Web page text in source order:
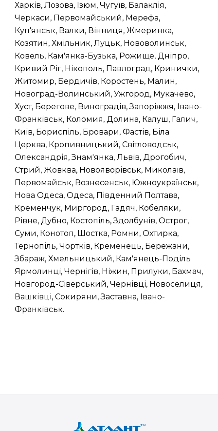
Харків, Лозова, Ізюм, Чугуїв, Балаклія,
Черкаси, Первомайський, Мерефа,
Куп'янськ, Валки, Вінниця, Жмеринка,
Козятин, Хмільник, Луцьк, Нововолинськ,
Ковель, Кам'янка-Бузька, Рожище, Дніпро,
Кривий Ріг, Нікополь, Павлоград, Кринички,
Житомир, Бердичів, Коростень, Малин,
Новоград-Волинський, Ужгород, Мукачево,
Хуст, Берегове, Виноградів, Запоріжжя, Івано-
Франківськ, Коломия, Долина, Калуш, Галич,
Київ, Бориспіль, Бровари, Фастів, Біла
Церква, Кропивницький, Світловодськ,
Олександрія, Знам'янка, Львів, Дрогобич,
Стрий, Жовква, Новояворівськ, Миколаїв,
Первомайськ, Вознесенськ, Южноукраїнськ,
Нова Одеса, Одеса, Південний Полтава,
Кременчук, Миргород, Гадяч, Кобеляки,
Рівне, Дубно, Костопіль, Здолбунів, Острог,
Суми, Конотоп, Шостка, Ромни, Охтирка,
Тернопіль, Чортків, Кременець, Бережани,
Збараж, Хмельницький, Кам'янець-Поділь
Ярмолинці, Чернігів, Ніжин, Прилуки, Бахмач,
Новгород-Сіверський, Чернівці, Новоселиця,
Вашківці, Сокиряни, Заставна, Івано-
Франківськ.